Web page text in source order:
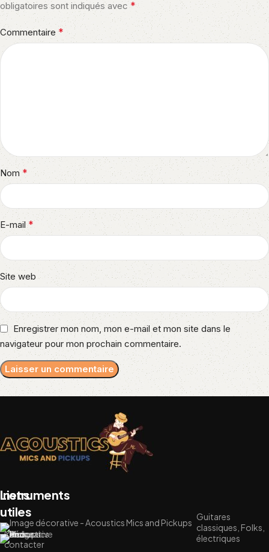
obligatoires sont indiqués avec*
Commentaire *
Nom *
E-mail*
Site web
Enregistrer mon nom, mon e-mail et mon site dans le
navigateur pour mon prochain commentaire.
Liens
utiles
Me
contacter
Instruments
Guitares
classiques, Folks,
électriques